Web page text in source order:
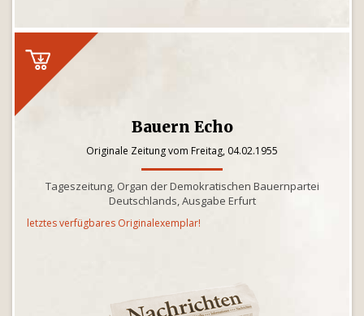
Bauern Echo
Originale Zeitung vom Freitag, 04.02.1955
Tageszeitung, Organ der Demokratischen Bauernpartei
Deutschlands, Ausgabe Erfurt
letztes verfügbares Originalexemplar!